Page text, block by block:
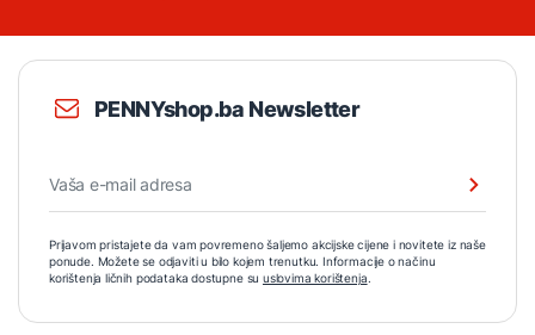
PENNYshop.ba Newsletter
Prijavom pristajete da vam povremeno šaljemo akcijske cijene i novitete iz naše
ponude. Možete se odjaviti u bilo kojem trenutku. Informacije o načinu
korištenja ličnih podataka dostupne su uslovima korištenja.